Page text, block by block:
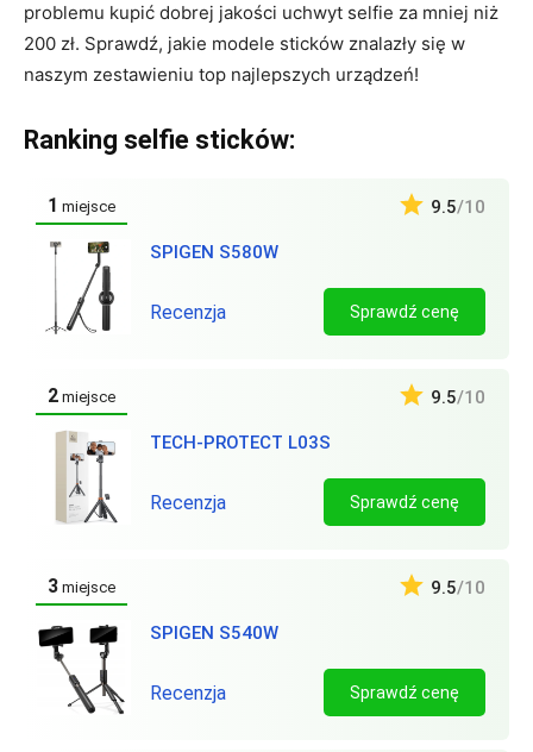
problemu kupić dobrej jakości uchwyt selfie za mniej niż
200 zł. Sprawdź, jakie modele sticków znalazły się w
naszym zestawieniu top najlepszych urządzeń!
Ranking selfie sticków:
1 miejsce
SPIGEN S580W
9.5/10
Recenzja Sprawdź cenę
2 miejsce
TECH-PROTECT L03S
9.5/10
Recenzja Sprawdź cenę
3 miejsce
SPIGEN S540W
9.5/10
Recenzja Sprawdź cenę